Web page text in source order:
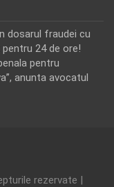
dosarul fraudei cu
24 de ore!
pentru
anunta avocatul
rezervate |